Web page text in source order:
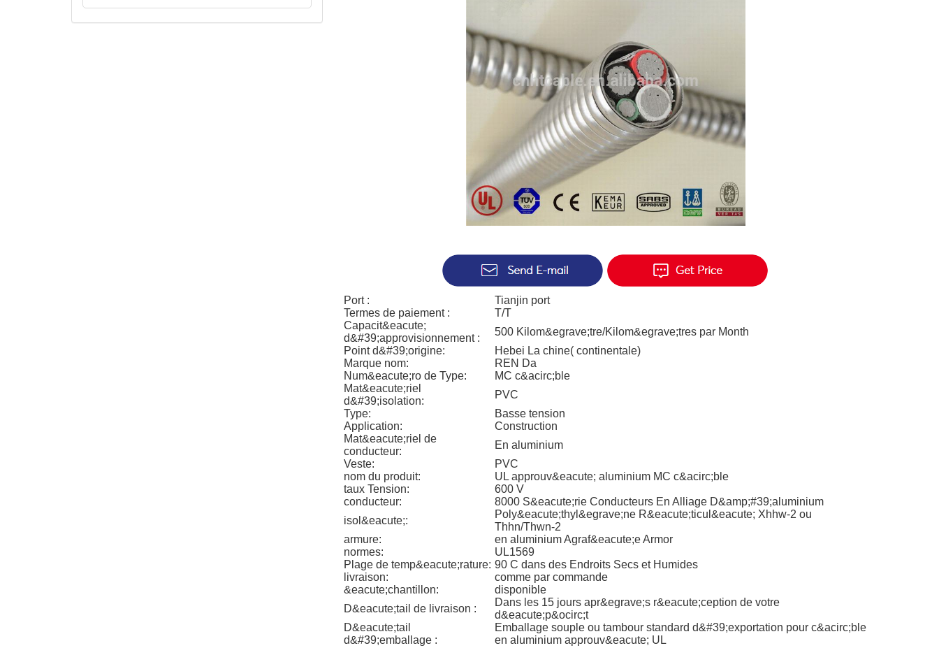
Port :
Tianjin port
Termes de paiement :
T/T
Capacit&eacute;
d&#39;approvisionnement :
500 Kilom&egrave;tre/Kilom&egrave;tres par Month
Point d&#39;origine:
Hebei La chine( continentale)
Marque nom:
REN Da
Num&eacute;ro de Type:
MC c&acirc;ble
Mat&eacute;riel
d&#39;isolation:
PVC
Type:
Basse tension
Application:
Construction
Mat&eacute;riel de
conducteur:
En aluminium
Veste:
PVC
nom du produit:
UL approuv&eacute; aluminium MC c&acirc;ble
taux Tension:
600 V
conducteur:
8000 S&eacute;rie Conducteurs En Alliage D&amp;#39;aluminium
isol&eacute;:
Poly&eacute;thyl&egrave;ne R&eacute;ticul&eacute; Xhhw-2 ou
Thhn/Thwn-2
armure:
en aluminium Agraf&eacute;e Armor
normes:
UL1569
Plage de temp&eacute;rature: 90 C dans des Endroits Secs et Humides
livraison:
comme par commande
&eacute;chantillon:
disponible
D&eacute;tail de livraison :
Dans les 15 jours apr&egrave;s r&eacute;ception de votre
d&eacute;p&ocirc;t
D&eacute;tail
d&#39;emballage :
Emballage souple ou tambour standard d&#39;exportation pour c&acirc;ble
en aluminium approuv&eacute; UL